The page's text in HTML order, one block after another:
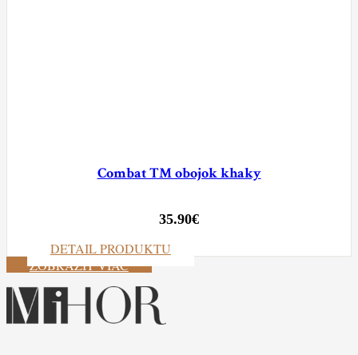
Combat TM obojok khaky
35.90€
DETAIL PRODUKTU
ZOBRAZIŤ VIAC